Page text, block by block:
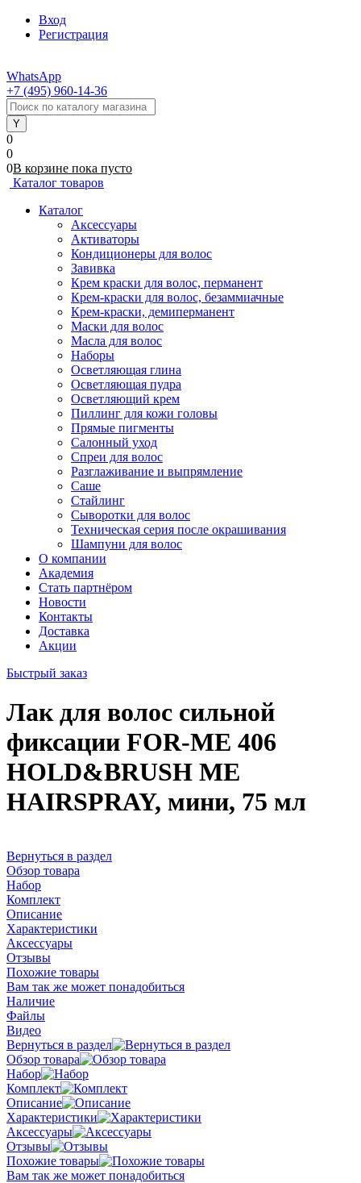
Вход
Регистрация
WhatsApp
+7 (495) 960-14-36
0
0
0В корзине пока пусто
Каталог товаров
Каталог
Аксессуары
Активаторы
Кондиционеры для волос
Завивка
Крем краски для волос, перманент
Крем-краски для волос, безаммиачные
Крем-краски, демиперманент
Маски для волос
Масла для волос
Наборы
Осветляющая глина
Осветляющая пудра
Осветляющий крем
Пиллинг для кожи головы
Прямые пигменты
Салонный уход
Спреи для волос
Разглаживание и выпрямление
Саше
Стайлинг
Сыворотки для волос
Техническая серия после окрашивания
Шампуни для волос
О компании
Академия
Стать партнёром
Новости
Контакты
Доставка
Акции
Быстрый заказ
Лак для волос сильной
фиксации FOR-ME 406
HOLD&BRUSH ME
HAIRSPRAY, мини, 75 мл
Вернуться в раздел
Обзор товара
Набор
Комплект
Описание
Характеристики
Аксессуары
Отзывы
Похожие товары
Вам так же может понадобиться
Наличие
Файлы
Видео
Вернуться в раздел
Обзор товара
Набор
Комплект
Описание
Характеристики
Аксессуары
Отзывы
Похожие товары
Вам так же может понадобиться